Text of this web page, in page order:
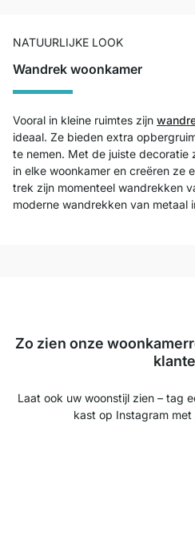
NATUURLIJKE LOOK
Wandrek woonkamer
Vooral in kleine ruimtes zijn
ideaal. Ze bieden extra
te nemen. Met de juiste decoratie
in elke woonkamer en creëren ze
trek zijn momenteel wandrekken
moderne wandrekken van metaal
Zo zien onze
Laat ook uw woonstijl zien – tag
kast op Instagram met